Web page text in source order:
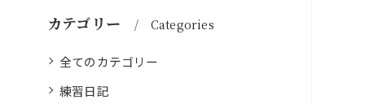
カテゴリー Categories
全てのカテゴリー
練習日記